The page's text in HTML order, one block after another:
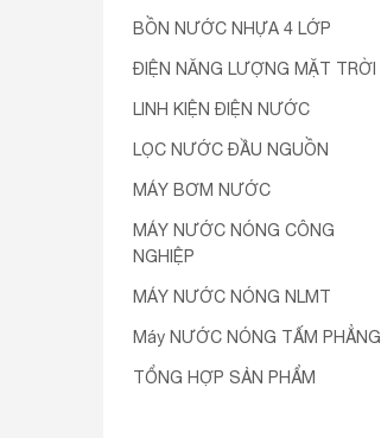
BỒN NƯỚC NHỰA 4 LỚP
ĐIỆN NĂNG LƯỢNG MẶT TRỜI
LINH KIỆN ĐIỆN NƯỚC
LỌC NƯỚC ĐẦU NGUỒN
MÁY BƠM NƯỚC
MÁY NƯỚC NÓNG CÔNG
NGHIỆP
MÁY NƯỚC NÓNG NLMT
Máy NƯỚC NÓNG TẤM PHẲNG
TỔNG HỢP SẢN PHẨM